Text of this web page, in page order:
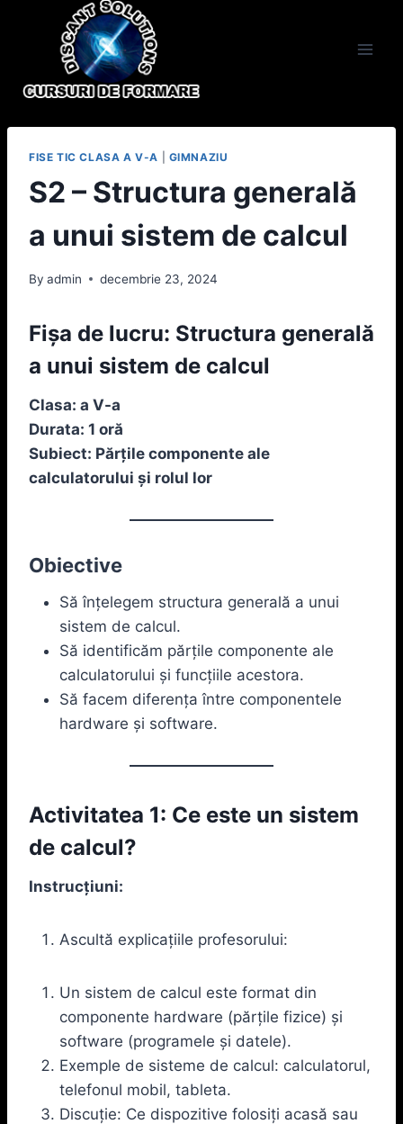
FISE TIC CLASA A V-A GIMNAZIU
S2 – Structura generală
a unui sistem de calcul
By admin decembrie 23, 2024
Fișa de lucru: Structura generală
a unui sistem de calcul
Clasa: a V-a
Durata: 1 oră
Subiect: Părțile componente ale
calculatorului și rolul lor
Obiective
Să înțelegem structura generală a unui
sistem de calcul.
Să identificăm părțile componente ale
calculatorului și funcțiile acestora.
Să facem diferența între componentele
hardware și software.
Activitatea 1: Ce este un sistem
de calcul?
Instrucțiuni:
Ascultă explicațiile profesorului:
Un sistem de calcul este format din
componente hardware (părțile fizice) și
software (programele și datele).
Exemple de sisteme de calcul: calculatorul,
telefonul mobil, tableta.
Discuție: Ce dispozitive folosiți acasă sau